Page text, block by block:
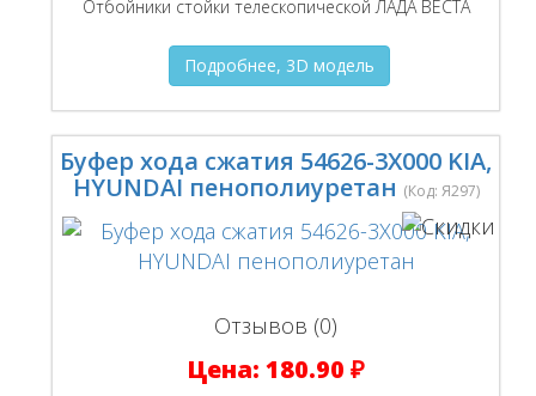
Отбойники стойки телескопической ЛАДА ВЕСТА
Подробнее, 3D модель
Буфер хода сжатия 54626-3Х000 KIA,
HYUNDAI пенополиуретан (Код: Я297)
Отзывов (0)
Цена:180.90 ₽